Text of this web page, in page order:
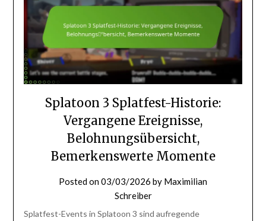
Splatoon 3 Splatfest-Historie:
Vergangene Ereignisse,
Belohnungsübersicht,
Bemerkenswerte Momente
Posted on03/03/2026 by Maximilian
Schreiber
Splatfest-Events in Splatoon 3 sind aufregende